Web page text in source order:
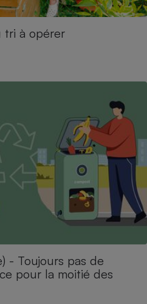
tri à opérer
- Toujours pas de
pour la moitié des